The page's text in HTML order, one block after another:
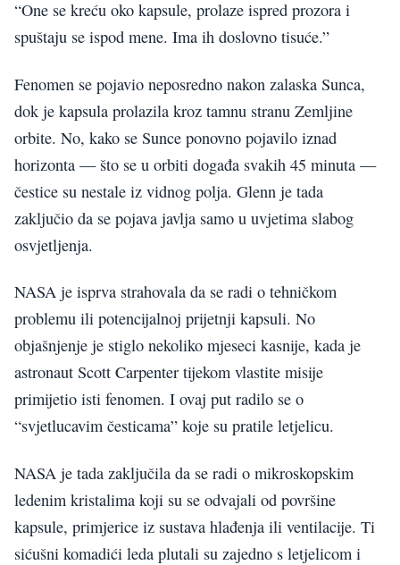
“One se kreću oko kapsule, prolaze ispred prozora i
spuštaju se ispod mene. Ima ih doslovno tisuće.”
Fenomen se pojavio neposredno nakon zalaska Sunca,
dok je kapsula prolazila kroz tamnu stranu Zemljine
orbite. No, kako se Sunce ponovno pojavilo iznad
horizonta — što se u orbiti događa svakih 45 minuta —
čestice su nestale iz vidnog polja. Glenn je tada
zaključio da se pojava javlja samo u uvjetima slabog
osvjetljenja.
NASA je isprva strahovala da se radi o tehničkom
problemu ili potencijalnoj prijetnji kapsuli. No
objašnjenje je stiglo nekoliko mjeseci kasnije, kada je
astronaut Scott Carpenter tijekom vlastite misije
primijetio isti fenomen. I ovaj put radilo se o
“svjetlucavim česticama” koje su pratile letjelicu.
NASA je tada zaključila da se radi o mikroskopskim
ledenim kristalima koji su se odvajali od površine
kapsule, primjerice iz sustava hlađenja ili ventilacije. Ti
sićušni komadići leda plutali su zajedno s letjelicom i